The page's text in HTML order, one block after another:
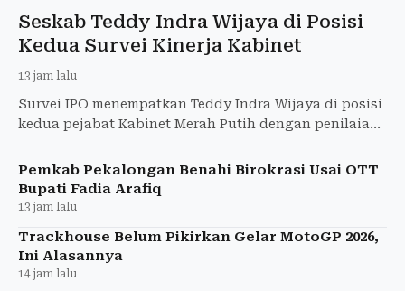
Seskab Teddy Indra Wijaya di Posisi
Kedua Survei Kinerja Kabinet
13 jam lalu
Survei IPO menempatkan Teddy Indra Wijaya di posisi
kedua pejabat Kabinet Merah Putih dengan penilaian
Pemkab Pekalongan Benahi Birokrasi Usai OTT
Bupati Fadia Arafiq
13 jam lalu
Trackhouse Belum Pikirkan Gelar MotoGP 2026,
Ini Alasannya
14 jam lalu